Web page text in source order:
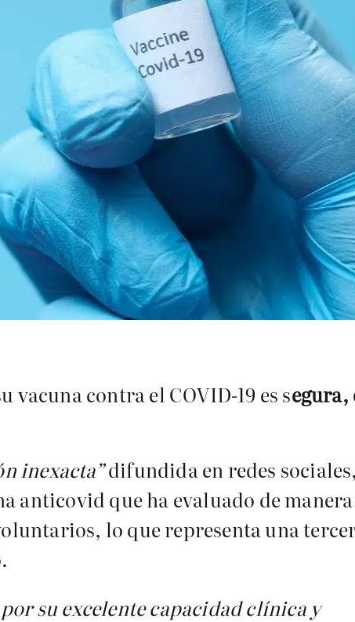
contra el COVID-19 es segura,
inexacta”difundida en redes
anticovid que ha evaluado de manera
lo que representa una
su excelente capacidad clínica y